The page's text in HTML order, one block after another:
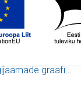
graafikud